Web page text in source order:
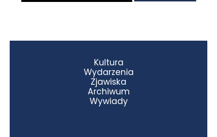
Kultura
Wydarzenia
Zjawiska
Archiwum
Wywiady